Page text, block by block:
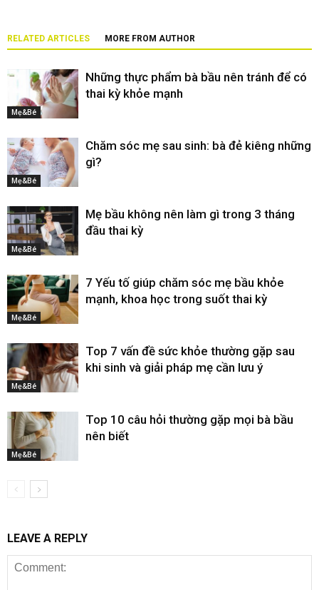
RELATED ARTICLES MORE FROM AUTHOR
Mẹ&Bé
Những thực phẩm bà bầu nên tránh để có
thai kỳ khỏe mạnh
Mẹ&Bé
Chăm sóc mẹ sau sinh: bà đẻ kiêng những
gì?
Mẹ&Bé
Mẹ bầu không nên làm gì trong 3 tháng
đầu thai kỳ
Mẹ&Bé
7 Yếu tố giúp chăm sóc mẹ bầu khỏe
mạnh, khoa học trong suốt thai kỳ
Mẹ&Bé
Top 7 vấn đề sức khỏe thường gặp sau
khi sinh và giải pháp mẹ cần lưu ý
Mẹ&Bé
Top 10 câu hỏi thường gặp mọi bà bầu
nên biết
LEAVE A REPLY